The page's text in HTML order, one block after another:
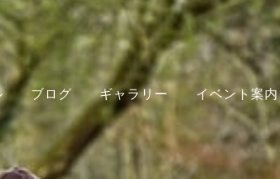
ブログ ギャラリー イベント案内